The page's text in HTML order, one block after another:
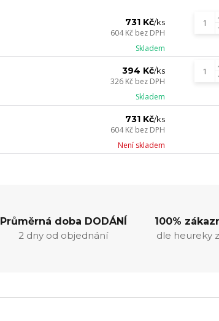
731 Kč/ks
604 Kč bez DPH
Skladem
394 Kč/ks
326 Kč bez DPH
Skladem
731 Kč/ks
604 Kč bez DPH
Není skladem
Průměrná doba DODÁNÍ
2 dny od objednání
100%
dle heureky